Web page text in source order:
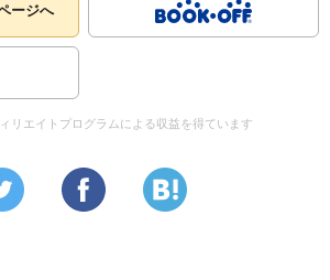
ージへ
リエイトプログラムによる収益を得ています